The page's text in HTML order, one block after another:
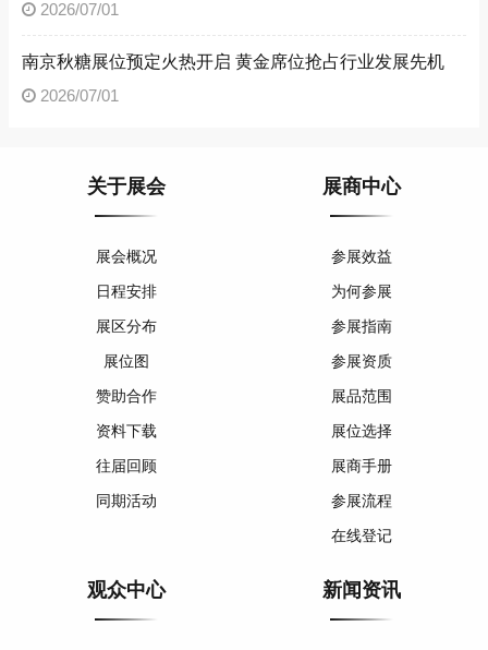
2026/07/01
南京秋糖展位预定火热开启 黄金席位抢占行业发展先机
2026/07/01
关于展会
展会概况
日程安排
展区分布
展位图
赞助合作
资料下载
往届回顾
同期活动
展商中心
参展效益
为何参展
参展指南
参展资质
展品范围
展位选择
展商手册
参展流程
在线登记
观众中心 新闻资讯